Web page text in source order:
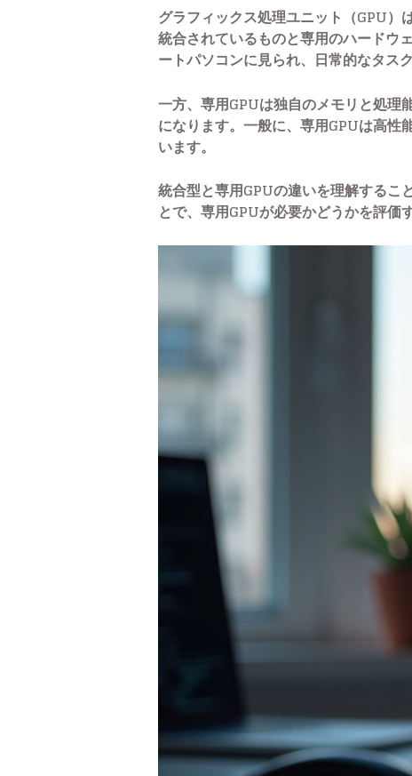
グラフィックス処理ユニット（GPU
統合されているものと専用のハードウ
ートパソコンに見られ、日常的なタス
一方、専用GPUは独自のメモリと処理
になります。一般に、専用GPUは高
います。
統合型と専用GPUの違いを理解するこ
とで、専用GPUが必要かどうかを評価